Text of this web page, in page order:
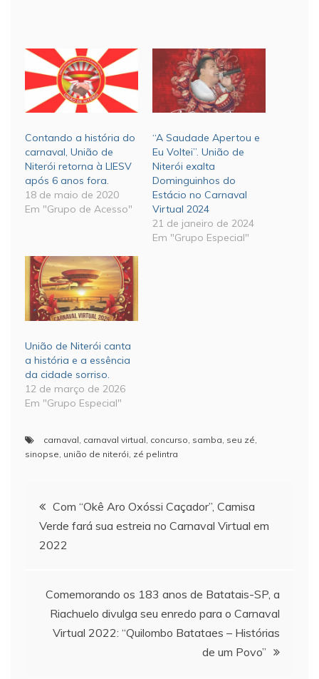
Contando a história do
carnaval, União de
Niterói retorna à LIESV
após 6 anos fora.
18 de maio de 2020
Em "Grupo de Acesso"
“A Saudade Apertou e
Eu Voltei”. União de
Niterói exalta
Dominguinhos do
Estácio no Carnaval
Virtual 2024
21 de janeiro de 2024
Em "Grupo Especial"
União de Niterói canta
a história e a essência
da cidade sorriso.
12 de março de 2026
Em "Grupo Especial"
carnaval, carnaval virtual, concurso, samba, seu zé,
sinopse, união de niterói, zé pelintra
Navegação
de
Com “Okê Aro Oxóssi Caçador”, Camisa
Verde fará sua estreia no Carnaval Virtual em
2022
Comemorando os 183 anos de Batatais-SP, a
Riachuelo divulga seu enredo para o Carnaval
Virtual 2022: “Quilombo Batataes – Histórias
de um Povo”